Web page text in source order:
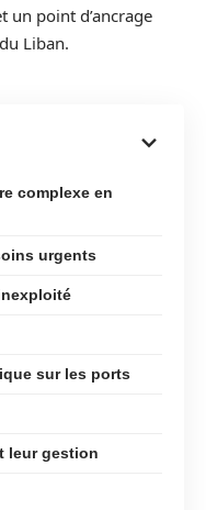
un point d’ancrage
Liban.
complexe en
urgents
sur les ports
leur gestion